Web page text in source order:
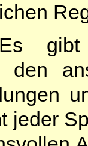
gibt
den
jeder